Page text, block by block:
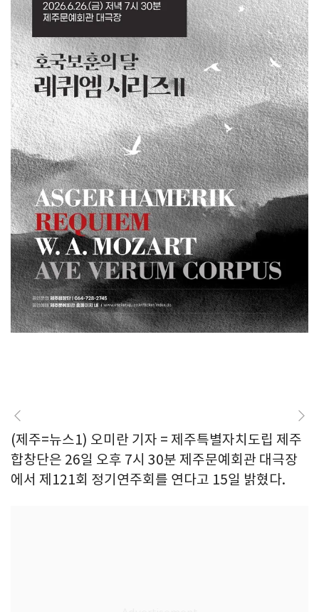
(제주=뉴스1) 오미란 기자 = 제주특별자치도립 제주
합창단은 26일 오후 7시 30분 제주문예회관 대극장
에서 제121회 정기연주회를 연다고 15일 밝혔다.